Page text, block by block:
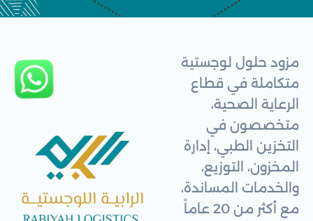
مزود حلول لوجستية
متكاملة في قطاع
الرعاية الصحية،
متخصصون في
التخزين الطبي، إدارة
المخزون، التوزيع،
والخدمات المساندة،
مع أكثر من 20 عاماً